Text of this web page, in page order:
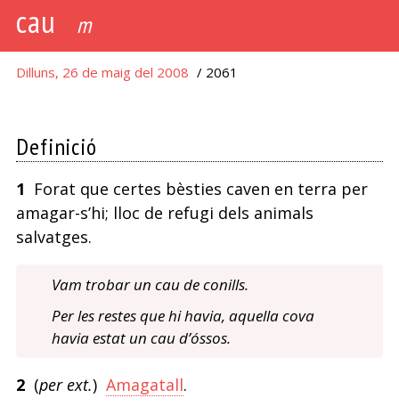
cau m
Dilluns, 26 de maig del 2008 / 2061
Definició
1 Forat que certes bèsties caven en terra per
amagar-s’hi; lloc de refugi dels animals
salvatges.
Vam trobar un cau de conills.
Per les restes que hi havia, aquella cova
havia estat un cau d’óssos.
2(per ext.) Amagatall.
pas
de